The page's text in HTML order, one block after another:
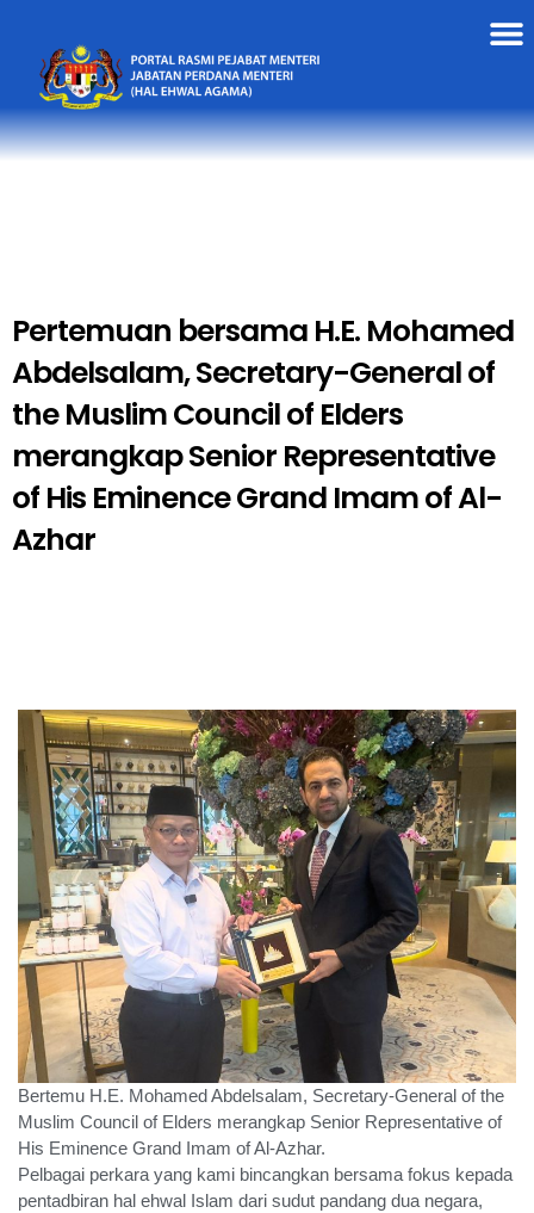
Pertemuan bersama H.E. Mohamed
Abdelsalam, Secretary-General of
the Muslim Council of Elders
merangkap Senior Representative
of His Eminence Grand Imam of Al-
Azhar
Bertemu H.E. Mohamed Abdelsalam, Secretary-General of the
Muslim Council of Elders merangkap Senior Representative of
His Eminence Grand Imam of Al-Azhar.
Pelbagai perkara yang kami bincangkan bersama fokus kepada
pentadbiran hal ehwal Islam dari sudut pandang dua negara,